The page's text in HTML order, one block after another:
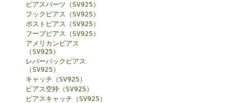
ピアスパーツ（SV925）
フックピアス（SV925）
ポストピアス（SV925）
フープピアス（SV925）
アメリカンピアス
（SV925）
レバーバックピアス
（SV925）
キャッチ（SV925）
ピアス空枠（SV925）
ピアスキャッチ（SV925）